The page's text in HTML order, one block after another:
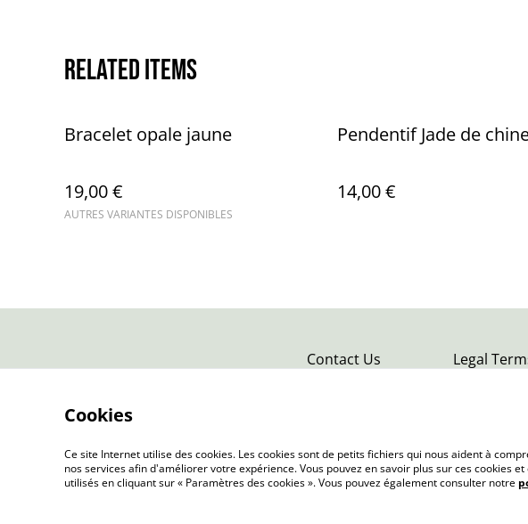
Related items
Bracelet opale jaune
19,00 €
AUTRES VARIANTES DISPONIBLES
Pendentif Jade de
14,00 €
Contact Us Legal
©2026 Terra Nova Minéraux
Cookies
Ce site Internet utilise des cookies. Les cookies sont de petits fichiers qui nous aident à
nos services afin d'améliorer votre expérience. Vous pouvez en savoir plus sur ces cookies
utilisés en cliquant sur « Paramètres des cookies ». Vous pouvez également consulter notre